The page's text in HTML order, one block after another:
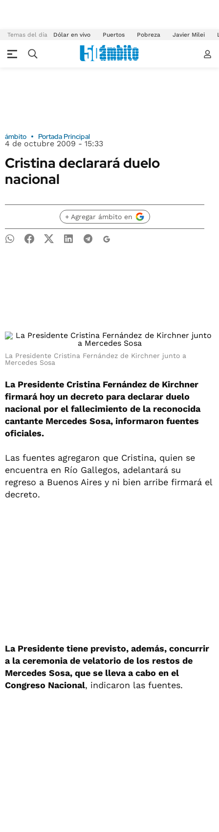
Temas del día Dólar en vivo Puertos Pobreza Javier Milei
ámbito Portada Principal
4 de octubre 2009 - 15:33
Cristina declarará duelo
nacional
+ Agregar ámbito en
La Presidente Cristina Fernández de Kirchner junto a
Mercedes Sosa
La Presidente Cristina Fernández de Kirchner
firmará hoy un decreto para declarar duelo
nacional por el fallecimiento de la reconocida
cantante Mercedes Sosa, informaron fuentes
oficiales.
Las fuentes agregaron que Cristina, quien se
encuentra en Río Gallegos, adelantará su
regreso a Buenos Aires y ni bien arribe firmará el
decreto.
La Presidente tiene previsto, además, concurrir
a la ceremonia de velatorio de los restos de
Mercedes Sosa, que se lleva a cabo en el
Congreso Nacional, indicaron las fuentes.